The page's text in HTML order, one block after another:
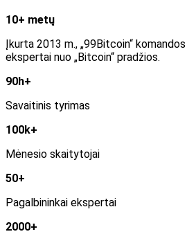
10+ metų
Įkurta 2013 m., „99Bitcoin“
ekspertai nuo „Bitcoin“ pradžios.
90h+
Savaitinis tyrimas
100k+
Mėnesio skaitytojai
50+
Pagalbininkai ekspertai
2000+